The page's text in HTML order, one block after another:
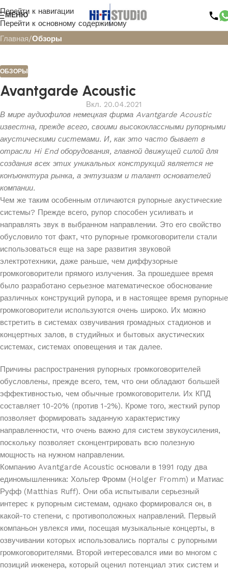
Перейти к навигации
Перейти к основному содержимому
МЕНЮ
Блог
Главная/Обзоры
ОБЗОРЫ
Avantgarde Acoustic
Вкл. 20.04.2021
В мире аудиофилов немецкая фирма Avantgarde Acoustic
известна, прежде всего, своими высококлассными рупорными
акустическими системами. И, как это часто бывает в
отрасли Hi End оборудования, главной движущей силой для
создания всех этих уникальных конструкций является не
конъюнктура рынка, а энтузиазм и талант основателей
компании.
Чем же таким особенным отличаются рупорные акустические
системы? Прежде всего, рупор способен усиливать и
направлять звук в выбранном направлении. Это его свойство
обусловило тот факт, что рупорные громкоговорители стали
использоваться еще на заре развития звуковой
электротехники, даже раньше, чем диффузорные
громкоговорители прямого излучения. За прошедшее время
было разработано серьезное математическое обоснование
различных конструкций рупора, и в настоящее время рупорные
громкоговорители используются очень широко. Их можно
встретить в системах озвучивания громадных стадионов и
концертных залов, в студийных и бытовых акустических
системах, системах оповещения и так далее.
Причины распространения рупорных громкоговорителей
обусловлены, прежде всего, тем, что они обладают большей
эффективностью, чем обычные громкоговорители. Их КПД
составляет 10-20% (против 1-2%). Кроме того, жесткий рупор
позволяет формировать заданную характеристику
направленности, что очень важно для систем звукоусиления,
поскольку позволяет сконцентрировать всю полезную
мощность на нужном направлении.
Компанию Avantgarde Acoustic основали в 1991 году два
единомышленника: Хольгер Фромм (Holger Fromm) и Матиас
Руфф (Matthias Ruff). Они оба испытывали серьезный
интерес к рупорным системам, однако формировался он, в
какой-то степени, с противоположных направлений. Первый
компаньон увлекся ими, посещая музыкальные концерты, в
озвучивании которых использовались порталы с рупорными
громкоговорителями. Второй интересовался ими во многом с
позиций инженера, который оценил потенциал этих систем и